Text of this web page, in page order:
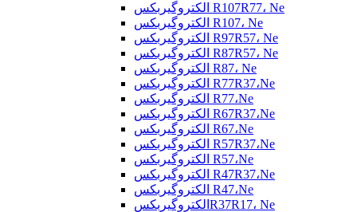
الکتروگیربکس R107R77، Ne
الکتروگیربکس R107، Ne
الکتروگیربکس R97R57، Ne
الکتروگیربکس R87R57، Ne
الکتروگیربکس R87، Ne
الکتروگیربکس R77R37،Ne
الکتروگیربکس R77،Ne
الکتروگیربکس R67R37،Ne
الکتروگیربکس R67،Ne
الکتروگیربکس R57R37،Ne
الکتروگیربکس R57،Ne
الکتروگیربکس R47R37،Ne
الکتروگیربکس R47،Ne
الکتروگیربکسR37R17، Ne